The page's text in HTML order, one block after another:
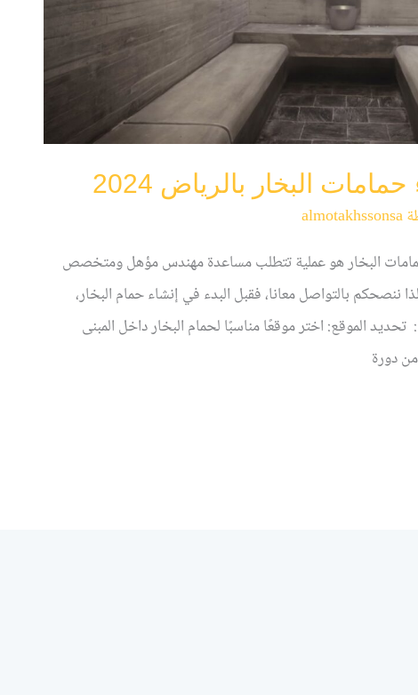
البخار بالرياض 2024
almotakhssonsa
البخار هو عملية تتطلب مساعدة مهندس مؤهل ومتخصص
بالتواصل معانا، فقبل البدء في إنشاء حمام البخار،
الموقع: اختر موقعًا مناسبًا لحمام البخار داخل المبنى
دورة